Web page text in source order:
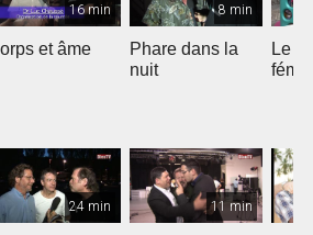
16 min
et âme
8 min
Phare dans la
nuit
Le
24 min 11 min